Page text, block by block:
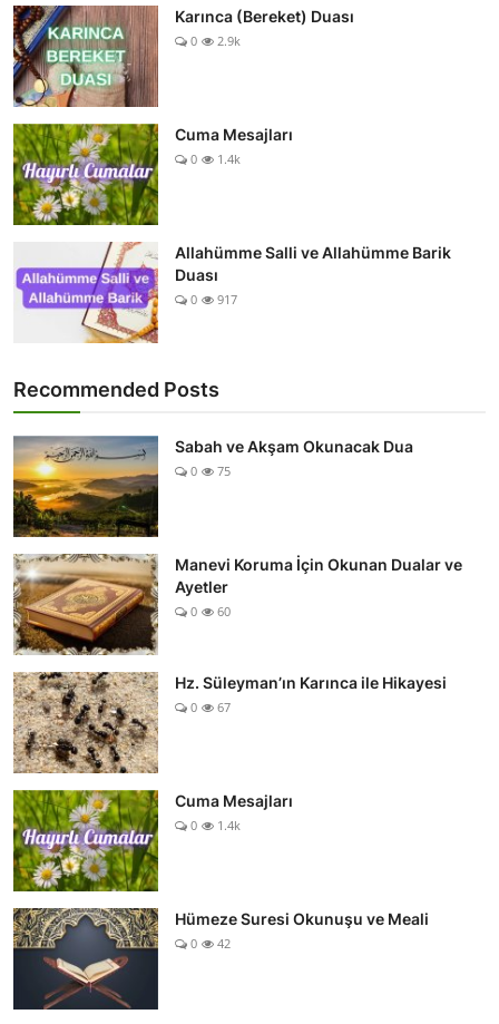
Karınca (Bereket) Duası
0 2.9k
Cuma Mesajları
0 1.4k
Allahümme Salli ve Allahümme Barik
Duası
0 917
Recommended Posts
Sabah ve Akşam Okunacak Dua
0 75
Manevi Koruma İçin Okunan Dualar ve
Ayetler
0 60
Hz. Süleyman’ın Karınca ile Hikayesi
0 67
Cuma Mesajları
0 1.4k
Hümeze Suresi Okunuşu ve Meali
0 42